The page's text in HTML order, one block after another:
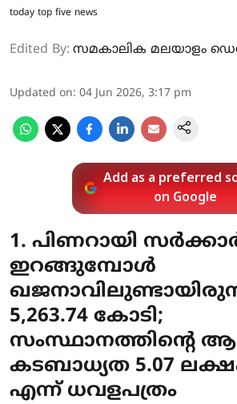
today top five news
Edited By: സമകാലിക മലയാളം
Updated on: 04 Jun 2026, 3:17 pm
Add as a preferred
on Google
1. പിണറായി
ഇറങ്ങുമ്പോൾ
5,263.74 കോടി;
സംസ്ഥാനത്തിന്റെ
കടബാധ്യത 5.07
എന്ന് ധവളപത്രം